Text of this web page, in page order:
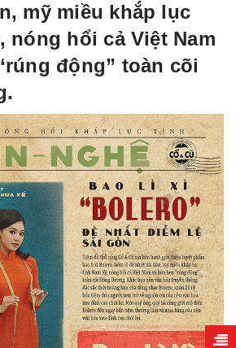
mỹ miều khắp lục
nóng hổi cả Việt Nam
động” toàn cõi